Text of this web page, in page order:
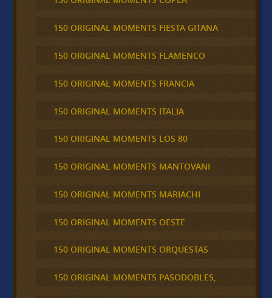
150 ORIGINAL MOMENTS FIESTA GITANA
150 ORIGINAL MOMENTS FLAMENCO
150 ORIGINAL MOMENTS FRANCIA
150 ORIGINAL MOMENTS ITALIA
150 ORIGINAL MOMENTS LOS 80
150 ORIGINAL MOMENTS MANTOVANI
150 ORIGINAL MOMENTS MARIACHI
150 ORIGINAL MOMENTS OESTE
150 ORIGINAL MOMENTS ORQUESTAS
150 ORIGINAL MOMENTS PASODOBLES,